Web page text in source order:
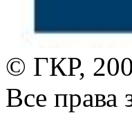
© ГКР,
Все